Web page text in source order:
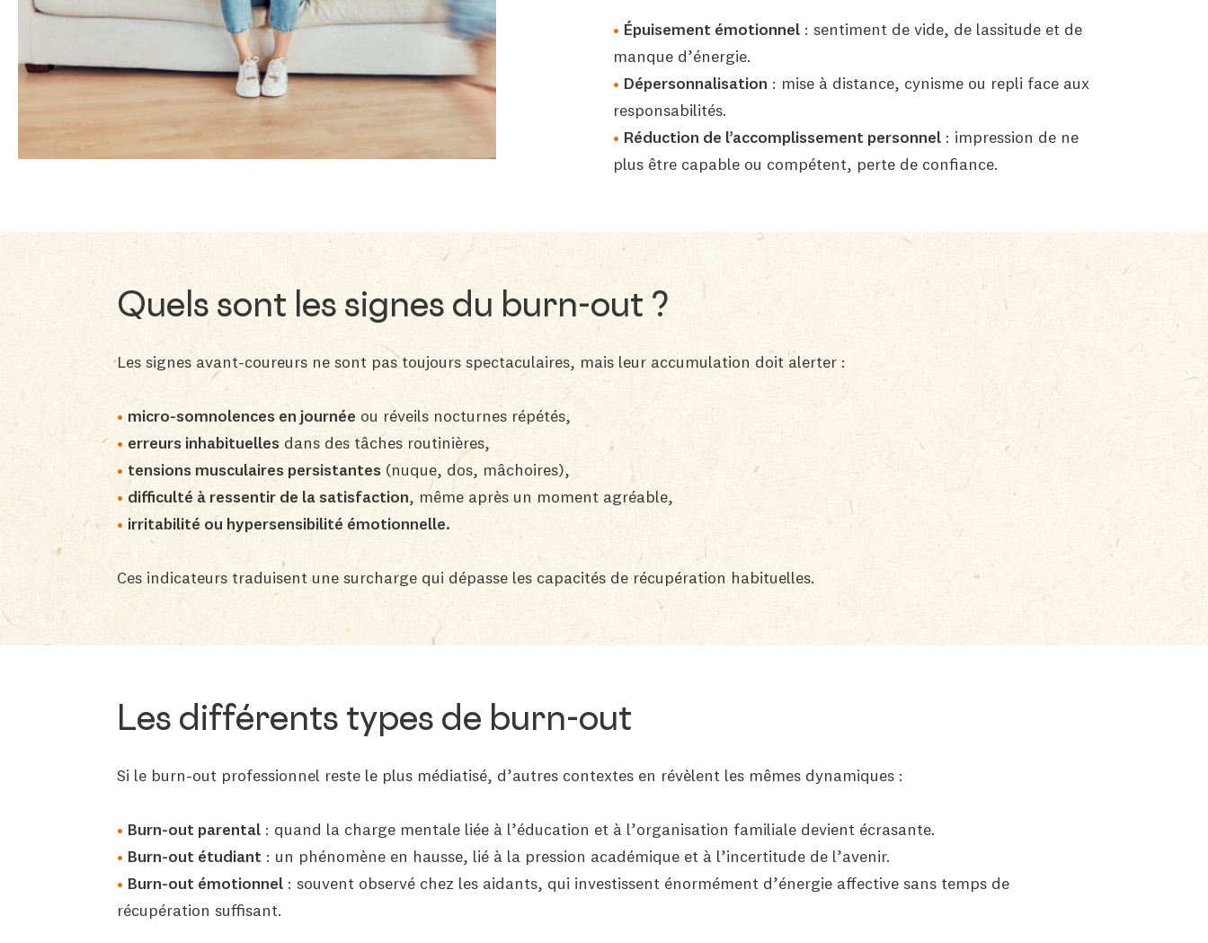
Épuisement émotionnel: sentiment de vide, de lassitude et de
manque d’énergie.
Dépersonnalisation : mise à distance, cynisme ou repli face aux
responsabilités.
Réduction de l’accomplissement personnel: impression de ne
plus être capable ou compétent, perte de confiance.
Quels sont les signes du burn-out ?
Les signes avant-coureurs ne sont pas toujours spectaculaires, mais leur accumulation doit alerter :
micro-somnolences en journée ou réveils nocturnes répétés,
erreurs inhabituelles dans des tâches routinières,
tensions musculaires persistantes (nuque, dos, mâchoires),
difficulté à ressentir de la satisfaction, même après un moment agréable,
irritabilité ou hypersensibilité émotionnelle.
Ces indicateurs traduisent une surcharge qui dépasse les capacités de récupération habituelles.
Les différents types de burn-out
Si le burn-out professionnel reste le plus médiatisé, d’autres contextes en révèlent les mêmes dynamiques :
Burn-out parental : quand la charge mentale liée à l’éducation et à l’organisation familiale devient écrasante.
Burn-out étudiant : un phénomène en hausse, lié à la pression académique et à l’incertitude de l’avenir.
Burn-out émotionnel : souvent observé chez les aidants, qui investissent énormément d’énergie affective sans temps de
récupération suffisant.